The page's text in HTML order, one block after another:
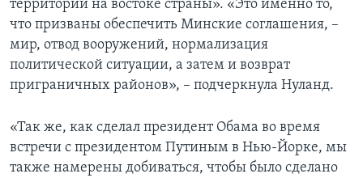
территории на востоке страны». «Это именно то,
что призваны обеспечить Минские соглашения, –
мир, отвод вооружений, нормализация
политической ситуации, а затем и возврат
приграничных районов», – подчеркнула Нуланд.
«Так же, как сделал президент Обама во время
встречи с президентом Путиным в Нью-Йорке, мы
также намерены добиваться, чтобы было сделано